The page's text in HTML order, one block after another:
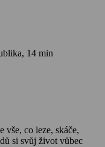
14 min
vše, co leze, skáče,
si svůj život vůbec